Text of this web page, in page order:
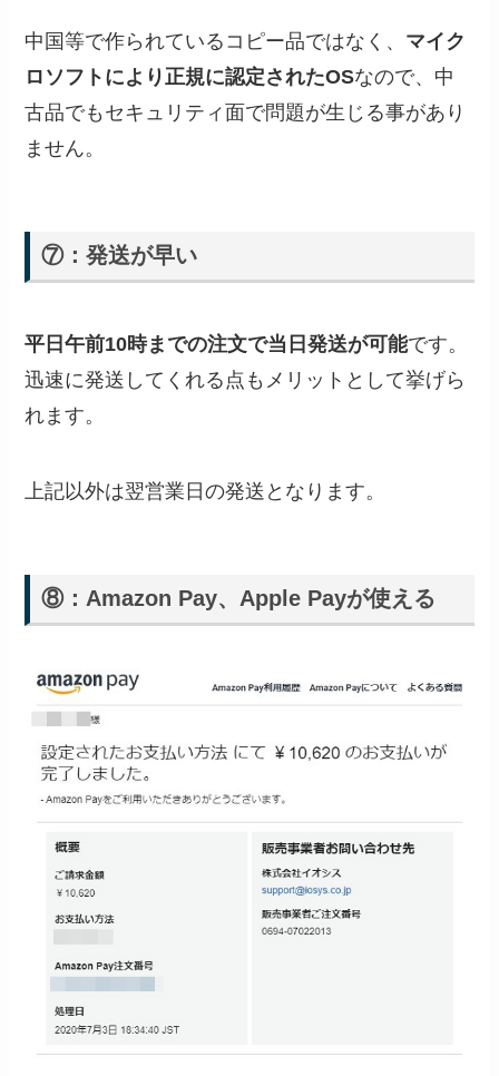
中国等で作られているコピー品ではなく、 マイク
ロソフトにより正規に認定されたOSなので、中
古品でもセキュリティ面で問題が生じる事があり
ません。
⑦：発送が早い
平日午前10時までの注文で当日発送が可能です。
迅速に発送してくれる点もメリットとして挙げら
れます。
上記以外は翌営業日の発送となります。
⑧：Amazon Pay、Apple Payが使える